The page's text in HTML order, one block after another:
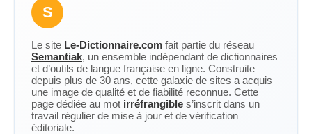
S
Le site Le-Dictionnaire.com fait partie du réseau
Semantiak, un ensemble indépendant de dictionnaires
et d’outils de langue française en ligne. Construite
depuis plus de 30 ans, cette galaxie de sites a acquis
une image de qualité et de fiabilité reconnue. Cette
page dédiée au mot irréfrangible s’inscrit dans un
travail régulier de mise à jour et de vérification
éditoriale.